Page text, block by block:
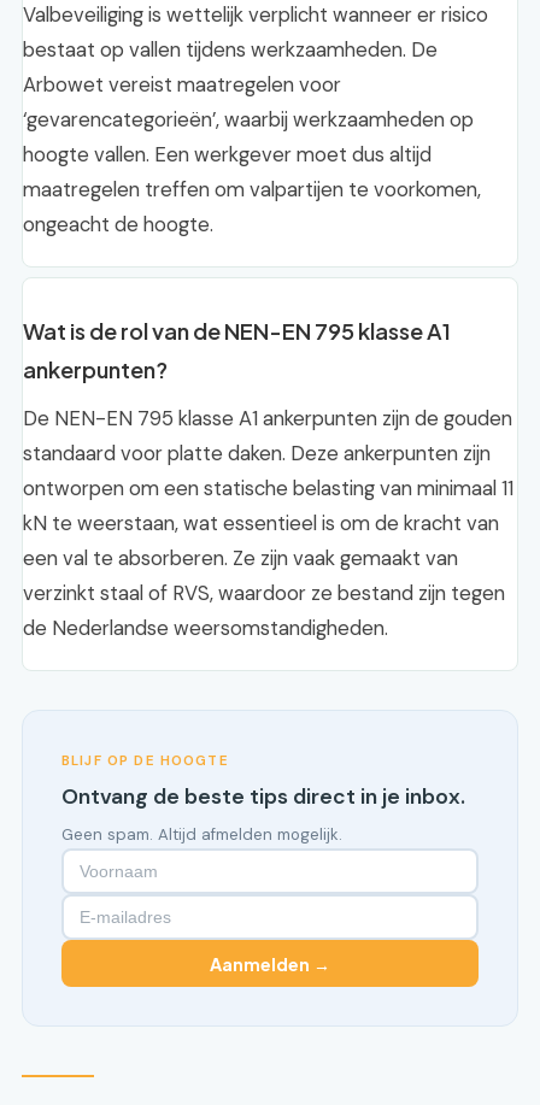
Valbeveiliging is wettelijk verplicht wanneer er risico
bestaat op vallen tijdens werkzaamheden. De
Arbowet vereist maatregelen voor
‘gevarencategorieën’, waarbij werkzaamheden op
hoogte vallen. Een werkgever moet dus altijd
maatregelen treffen om valpartijen te voorkomen,
ongeacht de hoogte.
Wat is de rol van de NEN-EN 795 klasse A1
ankerpunten?
De NEN-EN 795 klasse A1 ankerpunten zijn de gouden
standaard voor platte daken. Deze ankerpunten zijn
ontworpen om een statische belasting van minimaal 11
kN te weerstaan, wat essentieel is om de kracht van
een val te absorberen. Ze zijn vaak gemaakt van
verzinkt staal of RVS, waardoor ze bestand zijn tegen
de Nederlandse weersomstandigheden.
BLIJF OP DE HOOGTE
Ontvang de beste tips direct in je inbox.
Geen spam. Altijd afmelden mogelijk.
Aanmelden →